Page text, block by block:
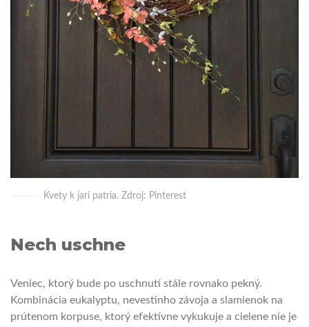
Kvety k jari patria. Zdroj: Pinterest
Nech uschne
Veniec, ktorý bude po uschnutí stále rovnako pekný.
Kombinácia eukalyptu, nevestinho závoja a slamienok na
prútenom korpuse, ktorý efektívne vykukuje a cielene nie je